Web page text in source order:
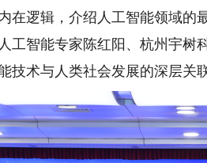
在逻辑，介绍人工智能领域的
工智能专家陈红阳、杭州宇树
技术与人类社会发展的深层关联